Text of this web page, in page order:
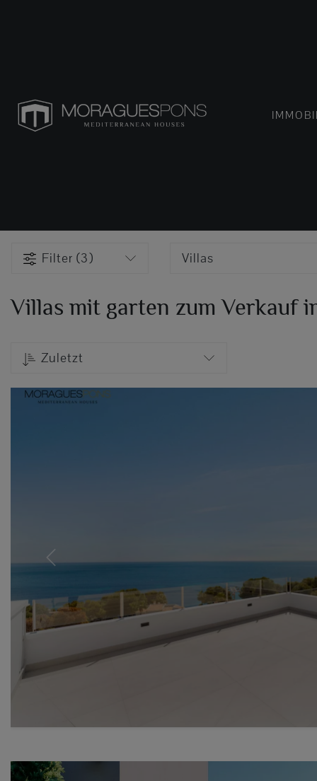
Filter (3) Villas
Villas mit garten zum Verkauf
Zuletzt
Previous